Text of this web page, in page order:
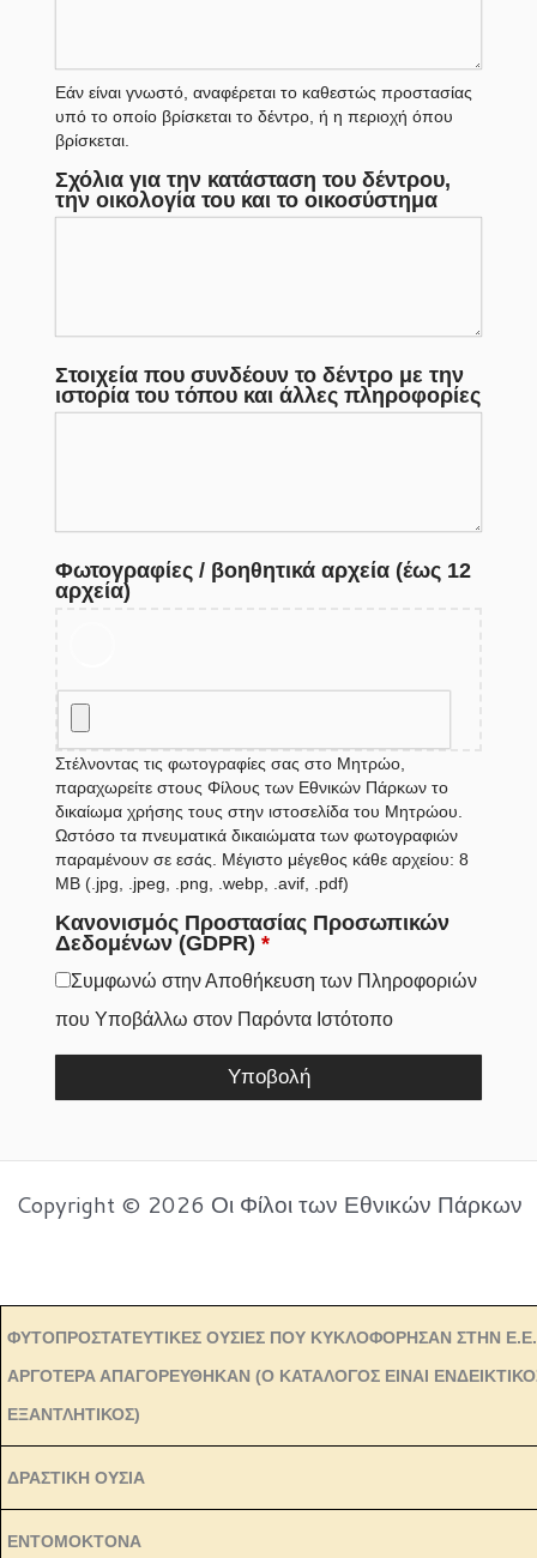
Εάν είναι γνωστό, αναφέρεται το καθεστώς προστασίας
υπό το οποίο βρίσκεται το δέντρο, ή η περιοχή όπου
βρίσκεται.
Σχόλια για την κατάσταση του δέντρου,
την οικολογία του και το οικοσύστημα
Στοιχεία που συνδέουν το δέντρο με την
ιστορία του τόπου και άλλες πληροφορίες
Φωτογραφίες / βοηθητικά αρχεία (έως 12
αρχεία)
Στέλνοντας τις φωτογραφίες σας στο Μητρώο,
παραχωρείτε στους Φίλους των Εθνικών Πάρκων το
δικαίωμα χρήσης τους στην ιστοσελίδα του Μητρώου.
Ωστόσο τα πνευματικά δικαιώματα των φωτογραφιών
παραμένουν σε εσάς. Μέγιστο μέγεθος κάθε αρχείου: 8
MB (.jpg, .jpeg, .png, .webp, .avif, .pdf)
Κανονισμός Προστασίας Προσωπικών
Δεδομένων (GDPR) *
Συμφωνώ στην Αποθήκευση των Πληροφοριών
που Υποβάλλω στον Παρόντα Ιστότοπο
Υποβολή
Copyright © 2026 Οι Φίλοι των Εθνικών Πάρκων
ΦΥΤΟΠΡΟΣΤΑΤΕΥΤΙΚΕΣ ΟΥΣΙΕΣ ΠΟΥ ΚΥΚΛΟΦΟΡΗΣΑΝ ΣΤΗΝ Ε.Ε.
ΑΡΓΟΤΕΡΑ ΑΠΑΓΟΡΕΥΘΗΚΑΝ (Ο ΚΑΤΑΛΟΓΟΣ ΕΙΝΑΙ
ΕΞΑΝΤΛΗΤΙΚΟΣ)
ΔΡΑΣΤΙΚΗ ΟΥΣΙΑ
ΕΝΤΟΜΟΚΤΟΝΑ